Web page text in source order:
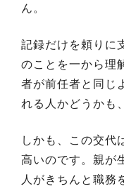
ん。
記録だけを頼りに
のことを一から理
者が前任者と同じ
れる人かどうかも
しかも、この交代
高いのです。親が
人がきちんと職務